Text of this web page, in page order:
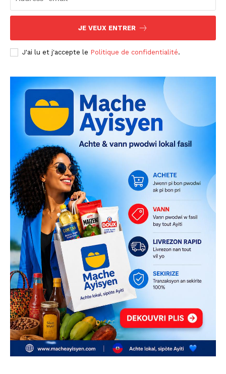
JE VEUX ENTRER
J'ai lu et j'accepte le Politique de confidentialité.